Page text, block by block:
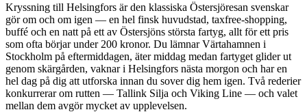
Kryssning till Helsingfors är den klassiska Östersjöresan svenskar
gör om och om igen — en hel finsk huvudstad, taxfree-shopping,
buffé och en natt på ett av Östersjöns största fartyg, allt för ett pris
som ofta börjar under 200 kronor. Du lämnar Värtahamnen i
Stockholm på eftermiddagen, äter middag medan fartyget glider ut
genom skärgården, vaknar i Helsingfors nästa morgon och har en
hel dag på dig att utforska innan du sover dig hem igen. Två rederier
konkurrerar om rutten — Tallink Silja och Viking Line — och valet
mellan dem avgör mycket av upplevelsen.